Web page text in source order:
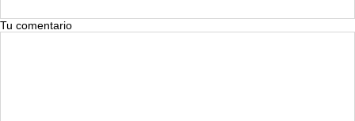
Tu comentario